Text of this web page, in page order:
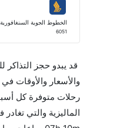
الخطوط الجوية السنغافورية
6051
قد يبدو حجز التذاكر
رحلات متوفرة كل